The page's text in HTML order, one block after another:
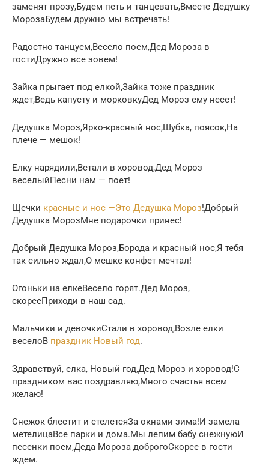
заменят прозу,Будем петь и танцевать,Вместе Дедушку
МорозаБудем дружно мы встречать!
Радостно танцуем,Весело поем,Дед Мороза в
гостиДружно все зовем!
Зайка прыгает под елкой,Зайка тоже праздник
ждет,Ведь капусту и морковкуДед Мороз ему несет!
Дедушка Мороз,Ярко-красный нос,Шубка, поясок,На
плече — мешок!
Елку нарядили,Встали в хоровод,Дед Мороз
веселыйПесни нам — поет!
Щечки красные и нос —Это Дедушка Мороз!Добрый
Дедушка МорозМне подарочки принес!
Добрый Дедушка Мороз,Борода и красный нос,Я тебя
так сильно ждал,О мешке конфет мечтал!
Огоньки на елкеВесело горят.Дед Мороз,
скорееПриходи в наш сад.
Мальчики и девочкиСтали в хоровод,Возле елки
веселоВ праздник Новый год.
Здравствуй, елка, Новый год,Дед Мороз и хоровод!С
праздником вас поздравляю,Много счастья всем
желаю!
Снежок блестит и стелетсяЗа окнами зима!И замела
метелицаВсе парки и дома.Мы лепим бабу снежнуюИ
песенки поем,Деда Мороза доброгоСкорее в гости
ждем.